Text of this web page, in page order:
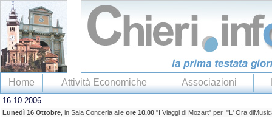
Home Attività Economiche Associazioni
16-10-2006
Lunedì 16 Ottobre , in Sala Conceria alle ore 10.00 "I Viaggi di Mozart" per "L' Ora